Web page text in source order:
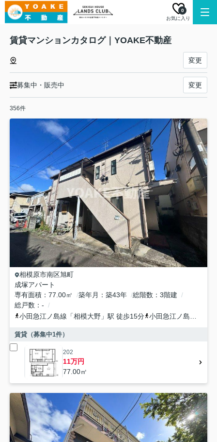
お気に入り
0
賃貸マンションカタログ｜YOAKE不動産
変更
募集中・販売中 変更
356件
相模原市南区旭町
成塚アパート
専有面積
77.00㎡ 築年月 築43年 総階数
3階建
総戸数
-
小田急江ノ島線 「相模大野 」駅 徒歩15分 小田急江ノ島線
賃貸（募集中1件）
202
11万円
77.00㎡